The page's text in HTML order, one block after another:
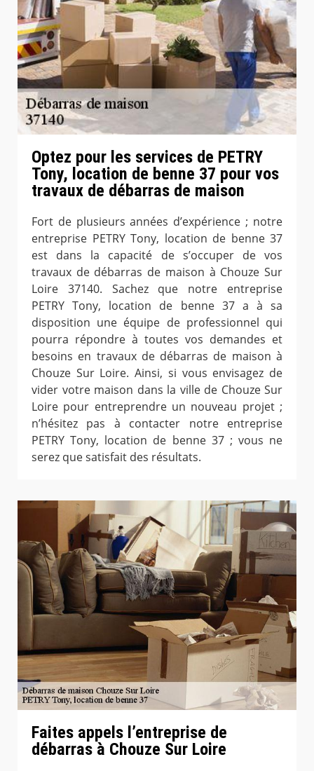
Optez pour les services de PETRY
Tony, location de benne 37 pour vos
travaux de débarras de maison
Fort de plusieurs années d’expérience ; notre
entreprise PETRY Tony, location de benne 37
est dans la capacité de s’occuper de vos
travaux de débarras de maison à Chouze Sur
Loire 37140. Sachez que notre entreprise
PETRY Tony, location de benne 37 a à sa
disposition une équipe de professionnel qui
pourra répondre à toutes vos demandes et
besoins en travaux de débarras de maison à
Chouze Sur Loire. Ainsi, si vous envisagez de
vider votre maison dans la ville de Chouze Sur
Loire pour entreprendre un nouveau projet ;
n’hésitez pas à contacter notre entreprise
PETRY Tony, location de benne 37 ; vous ne
serez que satisfait des résultats.
Faites appels l’entreprise de
débarras à Chouze Sur Loire